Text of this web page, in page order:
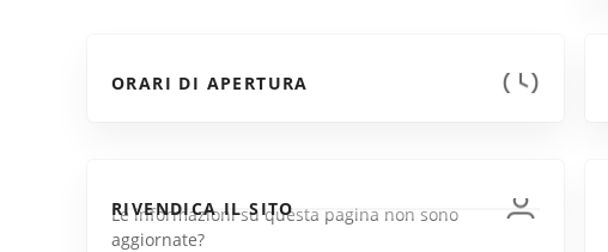
ORARI DI APERTURA
RIVENDICA IL SITO
Le informazioni su questa pagina non sono
aggiornate?